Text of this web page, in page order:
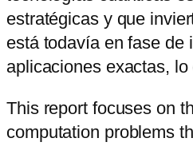
estratégicas y que
está todavía en fase de
aplicaciones exactas,
This report focuses on
computation problems